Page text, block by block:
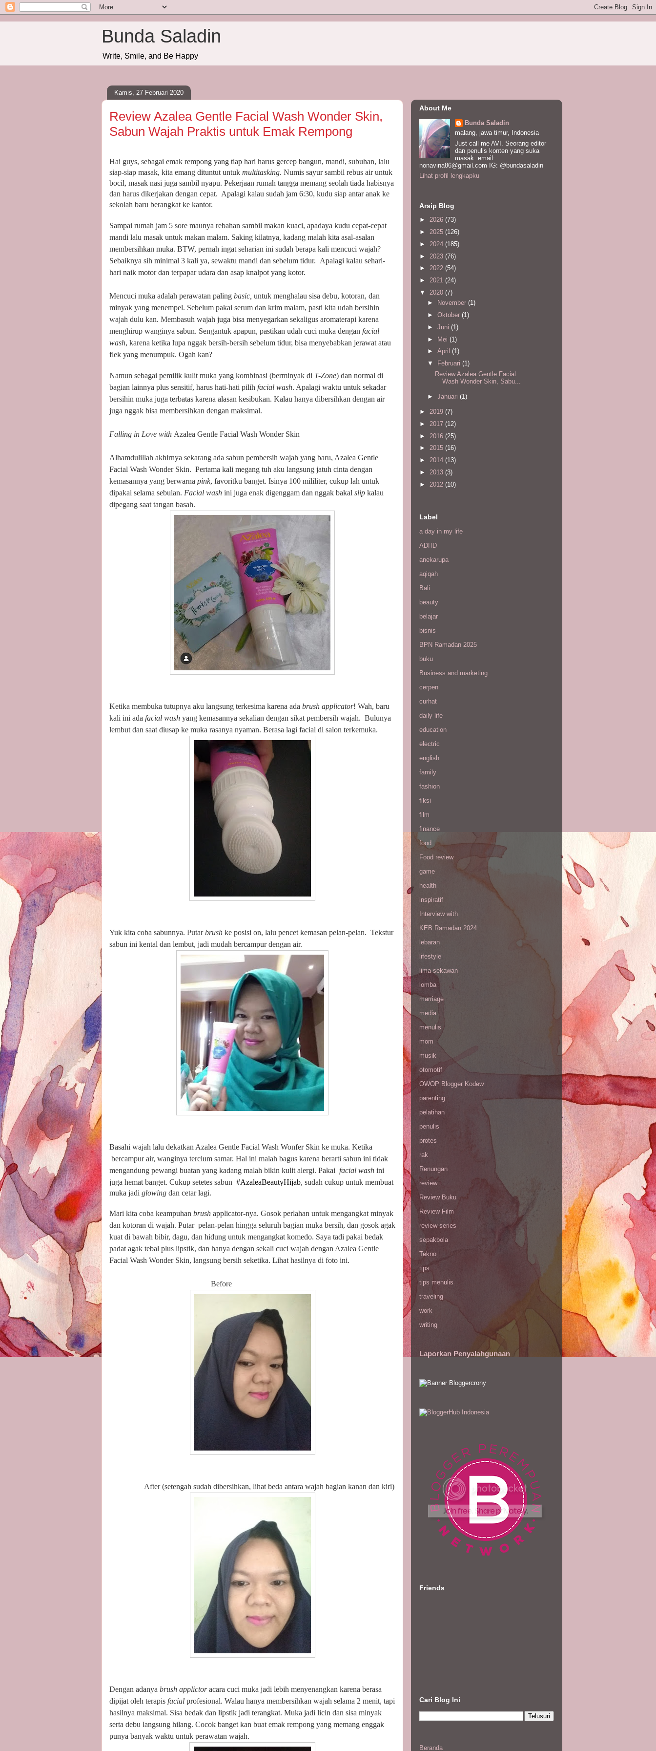
Bunda Saladin
Write, Smile, and Be Happy
Kamis, 27 Februari 2020
Review Azalea Gentle Facial Wash Wonder Skin,
Sabun Wajah Praktis untuk Emak Rempong
Hai guys, sebagai emak rempong yang tiap hari harus gercep bangun, mandi, subuhan, lalu
siap-siap masak, kita emang dituntut untuk multitasking. Numis sayur sambil rebus air untuk
bocil, masak nasi juga sambil nyapu. Pekerjaan rumah tangga memang seolah tiada habisnya
dan harus dikerjakan dengan cepat. Apalagi kalau sudah jam 6:30, kudu siap antar anak ke
sekolah baru berangkat ke kantor.
Sampai rumah jam 5 sore maunya rebahan sambil makan kuaci, apadaya kudu cepat-cepat
mandi lalu masak untuk makan malam. Saking kilatnya, kadang malah kita asal-asalan
membersihkan muka. BTW, pernah ingat seharian ini sudah berapa kali mencuci wajah?
Sebaiknya sih minimal 3 kali ya, sewaktu mandi dan sebelum tidur. Apalagi kalau sehari-
hari naik motor dan terpapar udara dan asap knalpot yang kotor.
Mencuci muka adalah perawatan paling basic, untuk menghalau sisa debu, kotoran, dan
minyak yang menempel. Sebelum pakai serum dan krim malam, pasti kita udah bersihin
wajah dulu kan. Membasuh wajah juga bisa menyegarkan sekaligus aromaterapi karena
menghirup wanginya sabun. Sengantuk apapun, pastikan udah cuci muka dengan facial
wash, karena ketika lupa nggak bersih-bersih sebelum tidur, bisa menyebabkan jerawat atau
flek yang menumpuk. Ogah kan?
Namun sebagai pemilik kulit muka yang kombinasi (berminyak di T-Zone) dan normal di
bagian lainnya plus sensitif, harus hati-hati pilih facial wash. Apalagi waktu untuk sekadar
bersihin muka juga terbatas karena alasan kesibukan. Kalau hanya dibersihkan dengan air
juga nggak bisa membersihkan dengan maksimal.
Falling in Love with Azalea Gentle Facial Wash Wonder Skin
Alhamdulillah akhirnya sekarang ada sabun pembersih wajah yang baru, Azalea Gentle
Facial Wash Wonder Skin. Pertama kali megang tuh aku langsung jatuh cinta dengan
kemasannya yang berwarna pink, favoritku banget. Isinya 100 mililiter, cukup lah untuk
dipakai selama sebulan. Facial wash ini juga enak digenggam dan nggak bakal slip kalau
dipegang saat tangan basah.
Ketika membuka tutupnya aku langsung terkesima karena ada brush applicator! Wah, baru
kali ini ada facial wash yang kemasannya sekalian dengan sikat pembersih wajah. Bulunya
lembut dan saat diusap ke muka rasanya nyaman. Berasa lagi facial di salon terkemuka.
Yuk kita coba sabunnya. Putarbrush ke posisi on, lalu pencet kemasan pelan-pelan. Tekstur
sabun ini kental dan lembut, jadi mudah bercampur dengan air.
Basahi wajah lalu dekatkan Azalea Gentle Facial Wash Wonfer Skin ke muka. Ketika
bercampur air, wanginya tercium samar. Hal ini malah bagus karena berarti sabun ini tidak
mengandung pewangi buatan yang kadang malah bikin kulit alergi. Pakai facial wash ini
juga hemat banget. Cukup setetes sabun #AzaleaBeautyHijab, sudah cukup untuk membuat
muka jadi glowing dan cetar lagi.
Mari kita coba keampuhan brush applicator-nya. Gosok perlahan untuk mengangkat minyak
dan kotoran di wajah. Putar pelan-pelan hingga seluruh bagian muka bersih, dan gosok agak
kuat di bawah bibir, dagu, dan hidung untuk mengangkat komedo. Saya tadi pakai bedak
padat agak tebal plus lipstik, dan hanya dengan sekali cuci wajah dengan Azalea Gentle
Facial Wash Wonder Skin, langsung bersih seketika. Lihat hasilnya di foto ini.
Before
After (setengah sudah dibersihkan, lihat beda antara wajah bagian kanan dan kiri)
Dengan adanya brush applictoracara cuci muka jadi lebih menyenangkan karena berasa
dipijat oleh terapis facial profesional. Walau hanya membersihkan wajah selama 2 menit, tapi
hasilnya maksimal. Sisa bedak dan lipstik jadi terangkat. Muka jadi licin dan sisa minyak
serta debu langsung hilang. Cocok banget kan buat emak rempong yang memang enggak
punya banyak waktu untuk perawatan wajah.
About Me
Bunda Saladin
malang, jawa timur, Indonesia
Just call me AVI. Seorang editor
dan penulis konten yang suka
masak. email:
nonavina86@gmail.com IG: @bundasaladin
Lihat profil lengkapku
Arsip Blog
► 2026 (73)
► 2025 (126)
► 2024 (185)
► 2023 (76)
► 2022 (54)
► 2021 (24)
▼ 2020 (7)
►
November (1)
► Oktober (1)
► Juni (1)
► Mei (1)
► April (1)
▼
Februari (1)
Review Azalea Gentle Facial
Wash Wonder Skin, Sabu...
► Januari (1)
► 2019 (7)
► 2017 (12)
► 2016 (25)
► 2015 (16)
► 2014 (13)
► 2013 (3)
► 2012 (10)
Label
a day in my life
ADHD
anekarupa
aqiqah
Bali
beauty
belajar
bisnis
BPN Ramadan 2025
buku
Business and marketing
cerpen
curhat
daily life
education
electric
english
family
fashion
fiksi
film
finance
food
Food review
game
health
inspiratif
Interview with
KEB Ramadan 2024
lebaran
lifestyle
lima sekawan
lomba
marriage
media
menulis
mom
musik
otomotif
OWOP Blogger Kodew
parenting
pelatihan
penulis
protes
rak
Renungan
review
Review Buku
Review Film
review series
sepakbola
Tekno
tips
tips menulis
traveling
work
writing
Laporkan Penyalahgunaan
Friends
Cari Blog Ini
Beranda